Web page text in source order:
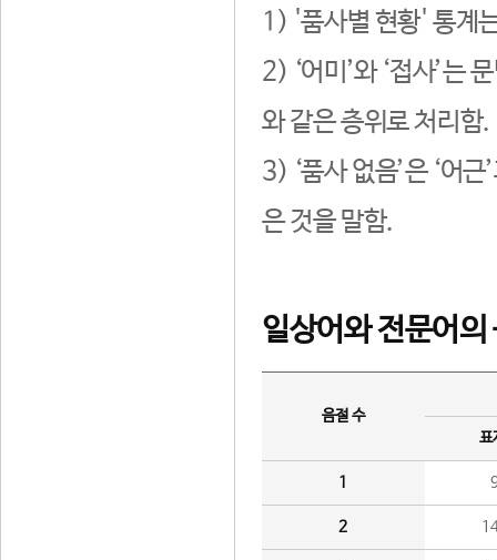
1) '품사별 현황' 통계
2) ‘어미’와 ‘접사’는
와 같은 층위로 처리함.
3) ‘품사 없음’은 ‘어
은 것을 말함.
일상어와 전문어의
음절 수
표
1
2